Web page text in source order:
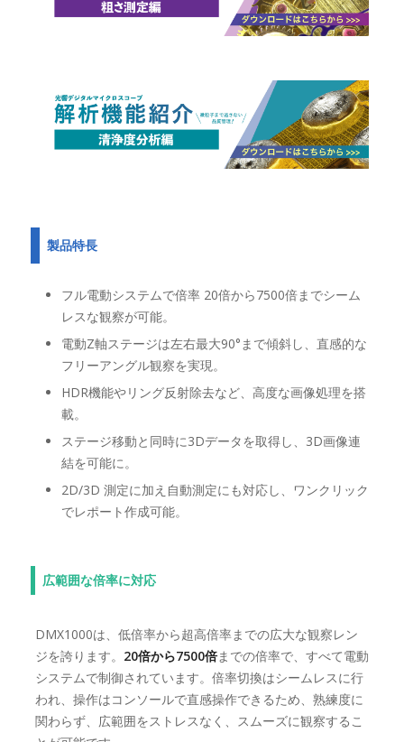
製品特長
フル電動システムで倍率 20倍から7500倍までシーム
レスな観察が可能。
電動Z軸ステージは左右最大90°まで傾斜し、直感的な
フリーアングル観察を実現。
HDR機能やリング反射除去など、高度な画像処理を搭
載。
ステージ移動と同時に3Dデータを取得し、3D画像連
結を可能に。
2D/3D 測定に加え自動測定にも対応し、ワンクリック
でレポート作成可能。
広範囲な倍率に対応
DMX1000は、低倍率から超高倍率までの広大な観察レン
ジを誇ります。 20倍から7500倍までの倍率で、すべて電動
システムで制御されています。倍率切換はシームレスに行
われ、操作はコンソールで直感操作できるため、熟練度に
関わらず、広範囲をストレスなく、スムーズに観察するこ